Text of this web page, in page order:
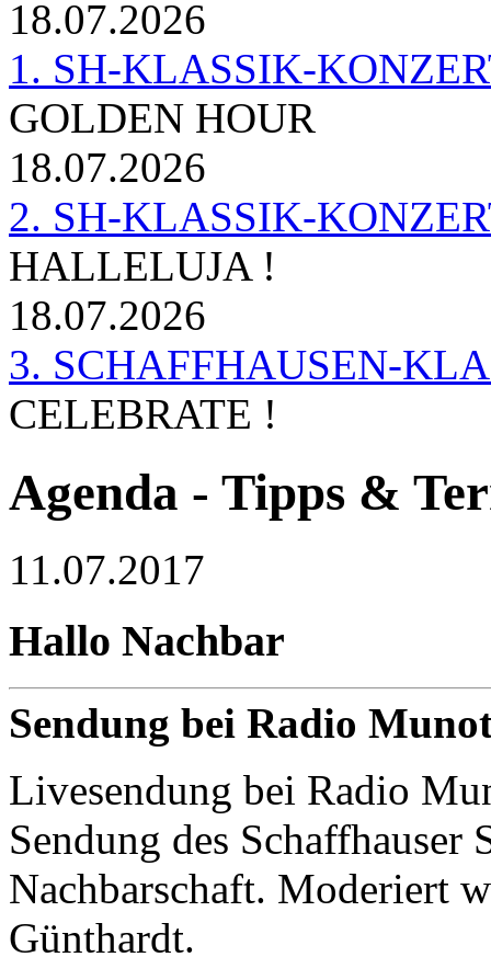
18.07.2026
1. SH-KLASSIK-
GOLDEN HOUR
18.07.2026
2. SH-KLASSIK-
HALLELUJA !
18.07.2026
3. SCHAFFHAUSEN-
CELEBRATE !
Agenda - Tipps &
11.07.2017
Hallo Nachbar
Sendung bei Radio
Livesendung bei Radio
Sendung des Schaffhauser
Nachbarschaft. Moderiert
Günthardt.